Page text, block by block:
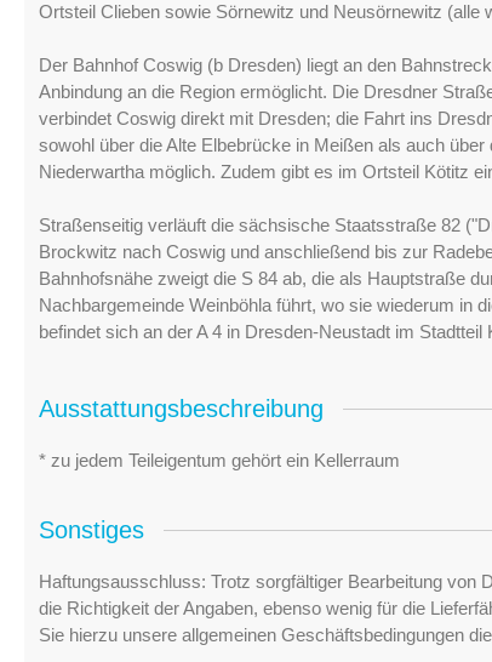
Ortsteil Clieben sowie Sörnewitz und Neusörnewitz (alle
Der Bahnhof Coswig (b Dresden) liegt an den
Anbindung an die Region ermöglicht. Die Dresdner
verbindet Coswig direkt mit Dresden; die Fahrt ins
sowohl über die Alte Elbebrücke in Meißen als auch
Niederwartha möglich. Zudem gibt es im Ortsteil Kötitz
Straßenseitig verläuft die sächsische Staatsstraße 82
Brockwitz nach Coswig und anschließend bis zur
Bahnhofsnähe zweigt die S 84 ab, die als Hauptstraße
Nachbargemeinde Weinböhla führt, wo sie wiederum in
befindet sich an der A 4 in Dresden-Neustadt im Stadtteil
Ausstattungsbeschreibung
* zu jedem Teileigentum gehört ein Kellerraum
Sonstiges
Haftungsausschluss: Trotz sorgfältiger Bearbeitung von
die Richtigkeit der Angaben, ebenso wenig für die
Sie hierzu unsere allgemeinen Geschäftsbedingungen